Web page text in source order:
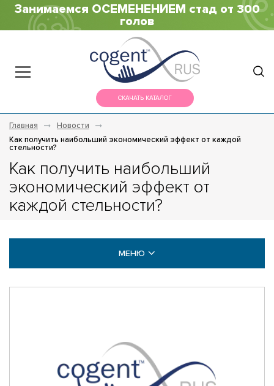
Занимаемся ОСЕМЕНЕНИЕМ стад от 300
голов
СКАЧАТЬ КАТАЛОГ
Главная
Новости
Как получить наибольший экономический эффект от каждой
стельности?
Как получить наибольший
экономический эффект от
каждой стельности?
МЕНЮ